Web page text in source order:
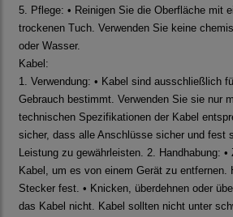
5. Pflege: • Reinigen Sie die Oberfläche mit
trockenen Tuch. Verwenden Sie keine
oder Wasser.
Kabel:
1. Verwendung: • Kabel sind ausschließlich
Gebrauch bestimmt. Verwenden Sie sie nur
technischen Spezifikationen der Kabel
sicher, dass alle Anschlüsse sicher und fest
Leistung zu gewährleisten. 2. Handhabung:
Kabel, um es von einem Gerät zu entfernen.
Stecker fest. • Knicken, überdehnen oder
das Kabel nicht. Kabel sollten nicht unter